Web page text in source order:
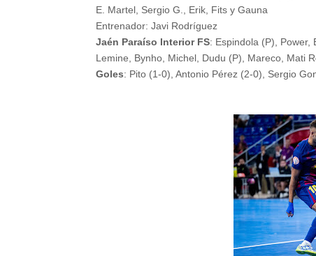
E. Martel, Sergio G., Erik, Fits y Gauna
Entrenador: Javi Rodríguez
Jaén Paraíso Interior FS: Espindola (P), Power,
Lemine, Bynho, Michel, Dudu (P), Mareco, Mati
Goles: Pito (1-0), Antonio Pérez (2-0), Sergio